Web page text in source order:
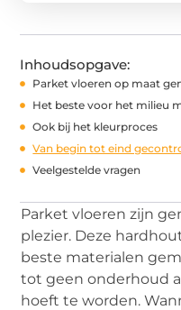
Inhoudsopgave:
Parket vloeren op maat
Het beste voor het milieu
Ook bij het kleurproces
Van begin tot eind
Veelgestelde vragen
Parket vloeren zijn
plezier. Deze
beste materialen
tot geen onderhoud
hoeft te worden.